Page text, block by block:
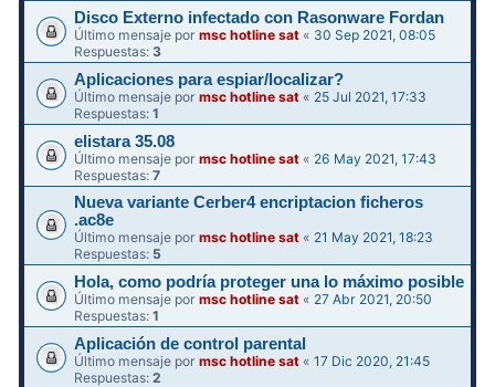
Disco Externo infectado con Rasonware Fordan
Último mensaje pormsc hotline sat « 30 Sep 2021, 08:05
Respuestas:3
Aplicaciones para espiar/localizar?
Último mensaje pormsc hotline sat « 25 Jul 2021, 17:33
Respuestas:1
elistara 35.08
Último mensaje pormsc hotline sat « 26 May 2021, 17:43
Respuestas:7
Nueva variante Cerber4 encriptacion ficheros
.ac8e
Último mensaje pormsc hotline sat « 21 May 2021, 18:23
Respuestas: 5
Hola, como podría proteger una lo máximo posible
Último mensaje pormsc hotline sat « 27 Abr 2021, 20:50
Respuestas:1
Aplicación de control parental
Último mensaje pormsc hotline sat «17 Dic 2020, 21:45
Respuestas:2